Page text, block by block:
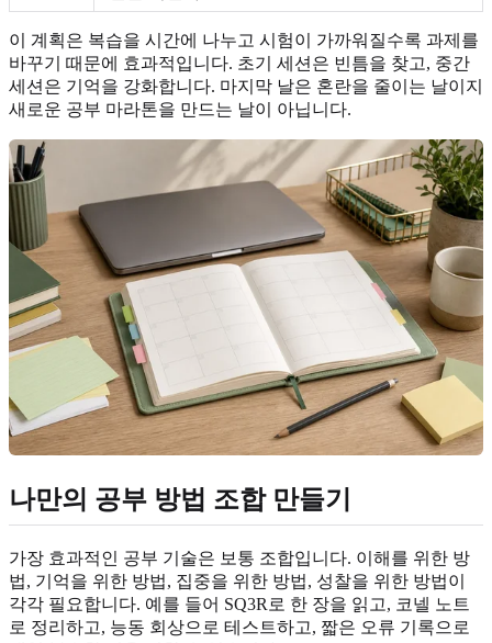
이 계획은 복습을 시간에 나누고 시험이 가까워질수록 과제를
바꾸기 때문에 효과적입니다. 초기 세션은 빈틈을 찾고, 중간
세션은 기억을 강화합니다. 마지막 날은 혼란을 줄이는 날이지
새로운 공부 마라톤을 만드는 날이 아닙니다.
나만의 공부 방법 조합 만들기
가장 효과적인 공부 기술은 보통 조합입니다. 이해를 위한 방
법, 기억을 위한 방법, 집중을 위한 방법, 성찰을 위한 방법이
각각 필요합니다. 예를 들어 SQ3R로 한 장을 읽고, 코넬 노트
로 정리하고, 능동 회상으로 테스트하고, 짧은 오류 기록으로